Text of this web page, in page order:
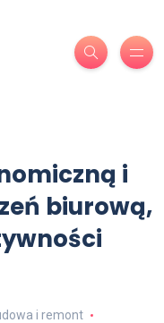
i
biurową,
i remont